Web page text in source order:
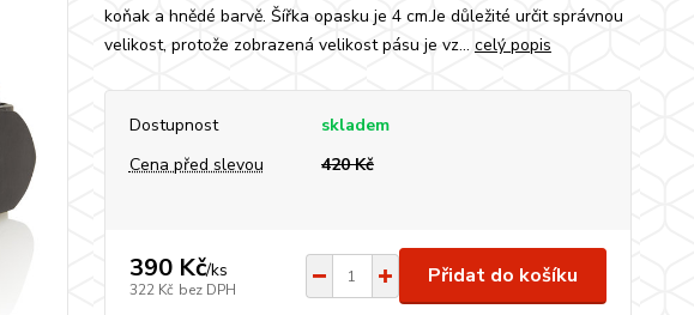
koňak a hnědé barvě. Šířka opasku je 4 cm.Je důležité určit správnou
velikost, protože zobrazená velikost pásu je vz... celý popis
Dostupnost
skladem
Cena před slevou
420 Kč
390 Kč/ks
322 Kč bez DPH
Přidat do košíku